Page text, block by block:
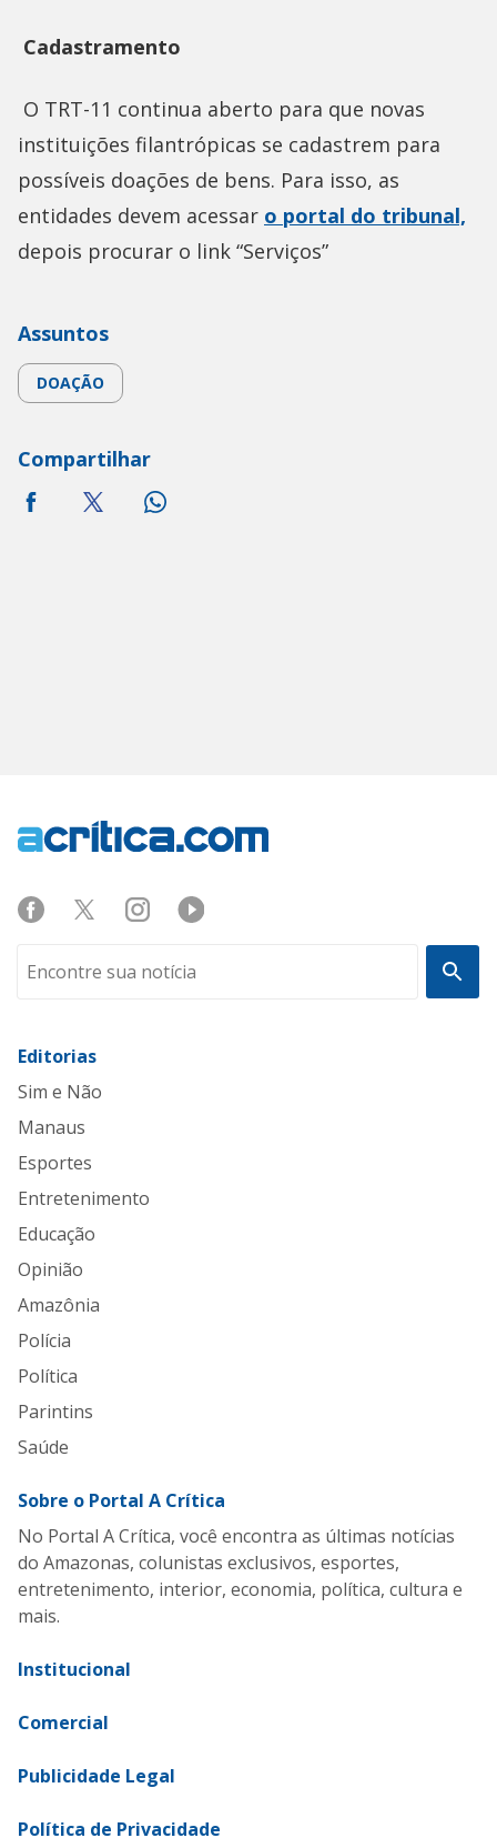
Cadastramento
O TRT-11 continua aberto para que novas
instituições filantrópicas se cadastrem para
possíveis doações de bens. Para isso, as
entidades devem acessar o portal do tribunal,
depois procurar o link “Serviços”
Assuntos
DOAÇÃO
Compartilhar
Editorias
Sim e Não
Manaus
Esportes
Entretenimento
Educação
Opinião
Amazônia
Polícia
Política
Parintins
Saúde
Sobre o Portal A Crítica
No Portal A Crítica, você encontra as últimas notícias
do Amazonas, colunistas exclusivos, esportes,
entretenimento, interior, economia, política, cultura e
mais.
Institucional
Comercial
Publicidade Legal
Política de Privacidade